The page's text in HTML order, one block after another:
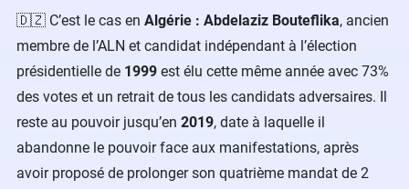
🇩🇿 C’est le cas en Algérie : Abdelaziz Bouteflika, ancien
membre de l’ALN et candidat indépendant à l’élection
présidentielle de 1999 est élu cette même année avec 73%
des votes et un retrait de tous les candidats adversaires. Il
reste au pouvoir jusqu’en 2019, date à laquelle il
abandonne le pouvoir face aux manifestations, après
avoir proposé de prolonger son quatrième mandat de 2